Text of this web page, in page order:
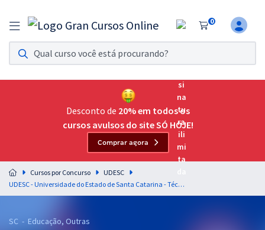
0
Assinatura Ilimitada 11
Acesso a todos os cursos. Teste grátis por 7 dias!
Assinatura OAB Até Passar
Acesso ilimitado a toda preparação para o Exame da
Residências Multiprofissionais
Preparação completa e intensiva para as principais
residências em saúde do Brasil
Desconto de 20% em todos os
cursos avulsos do site SÓ HOJE!
Comprar agora
Cursos por Concurso
UDESC
UDESC - Universidade do Estado de Santa Catarina - Técnico Universitário de Desenvolvimento - Função: Pedagogo
SC - Educação, Outras